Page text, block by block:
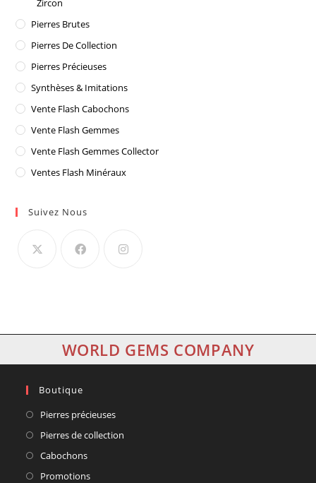
Zircon
Pierres Brutes
Pierres De Collection
Pierres Précieuses
Synthèses & Imitations
Vente Flash Cabochons
Vente Flash Gemmes
Vente Flash Gemmes Collector
Ventes Flash Minéraux
Suivez Nous
WORLD GEMS COMPANY
Boutique
Pierres précieuses
Pierres de collection
Cabochons
Promotions